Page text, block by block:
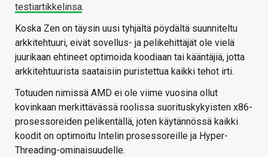
testiartikkelinsa.
Koska Zen on täysin uusi tyhjältä pöydältä suunniteltu
arkkitehtuuri, eivät sovellus- ja pelikehittäjät ole vielä
juurikaan ehtineet optimoida koodiaan tai kääntäjiä, jotta
arkkitehtuurista saataisiin puristettua kaikki tehot irti.
Totuuden nimissä AMD ei ole viime vuosina ollut
kovinkaan merkittävässä roolissa suorituskykyisten x86-
prosessoreiden pelikentällä, joten käytännössä kaikki
koodit on optimoitu Intelin prosessoreille ja Hyper-
Threading-ominaisuudelle.